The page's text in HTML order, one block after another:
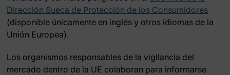
Dirección Sueca de Protección de los Consumidores
(disponible únicamente en inglés y otros idiomas de la
Unión Europea).
Los organismos responsables de la vigilancia del
mercado dentro de la UE colaboran para informarse